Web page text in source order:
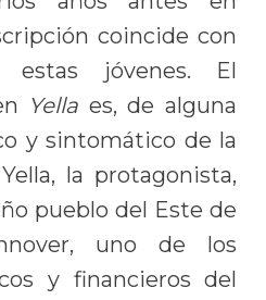
coincide con
jóvenes. El
Yella es, de alguna
y sintomático de la
la protagonista,
pueblo del Este de
uno de los
y financieros del